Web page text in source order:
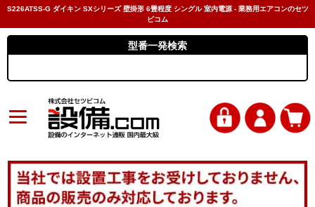
S226ATSS-G ダイキン SXシリーズ 壁掛形 6畳程度 シングル 室内電源 - 業務用エアコンのセツ
ビコム
型番一発検索